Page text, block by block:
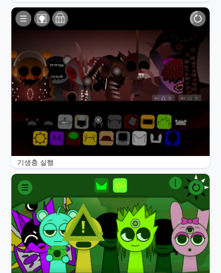
기생충 실행